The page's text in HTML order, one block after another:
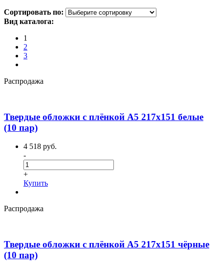
Сортировать по:
Вид каталога:
1
2
3
Распродажа
Твердые обложки с плёнкой А5 217x151 белые
(10 пар)
4 518 руб.
-
+
Купить
Распродажа
Твердые обложки с плёнкой А5 217x151 чёрные
(10 пар)